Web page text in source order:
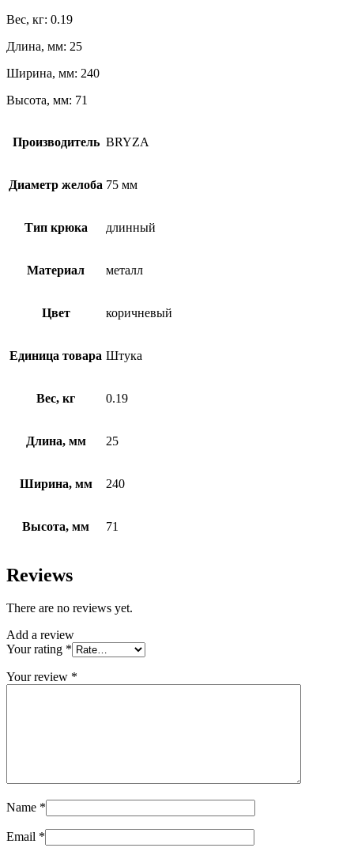
Вес, кг: 0.19
Длина, мм: 25
Ширина, мм: 240
Высота, мм: 71
Производитель BRYZA
Диаметр желоба 75 мм
Тип крюка длинный
Материал металл
Цвет коричневый
Единица товара Штука
Вес, кг 0.19
Длина, мм 25
Ширина, мм 240
Высота, мм 71
Reviews
There are no reviews yet.
Add a review
Your rating *
Your review *
Name *
Email *